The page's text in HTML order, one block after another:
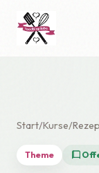
Start Kurse
Theme